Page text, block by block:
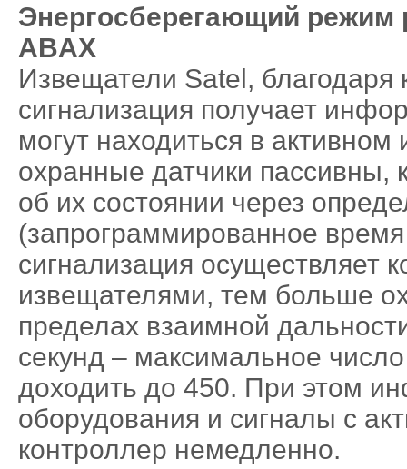
Энергосберегающий режим
ABAX
Извещатели Satel, благодаря
сигнализация получает
могут находиться в
охранные датчики
об их состоянии через
(запрограммированное
сигнализация
извещателями, тем больше
пределах взаимной
секунд – максимальное
доходить до 450. При этом
оборудования и сигналы с
контроллер немедленно.